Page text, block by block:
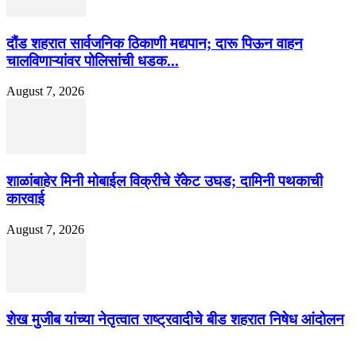
दौंड शहरात सार्वजनिक ठिकाणी मद्यपान; दारू पिऊन वाहन
चालविणाऱ्यांवर पोलिसांची धडक...
August 7, 2026
शाळांबाहेर मिनी मोबाईल विक्रीचे रॅकेट उघड; दामिनी पथकाची
कारवाई
August 7, 2026
शेख मुजीब यांच्या नेतृत्वात राष्ट्रवादीचे बीड शहरात निषेध आंदोलन